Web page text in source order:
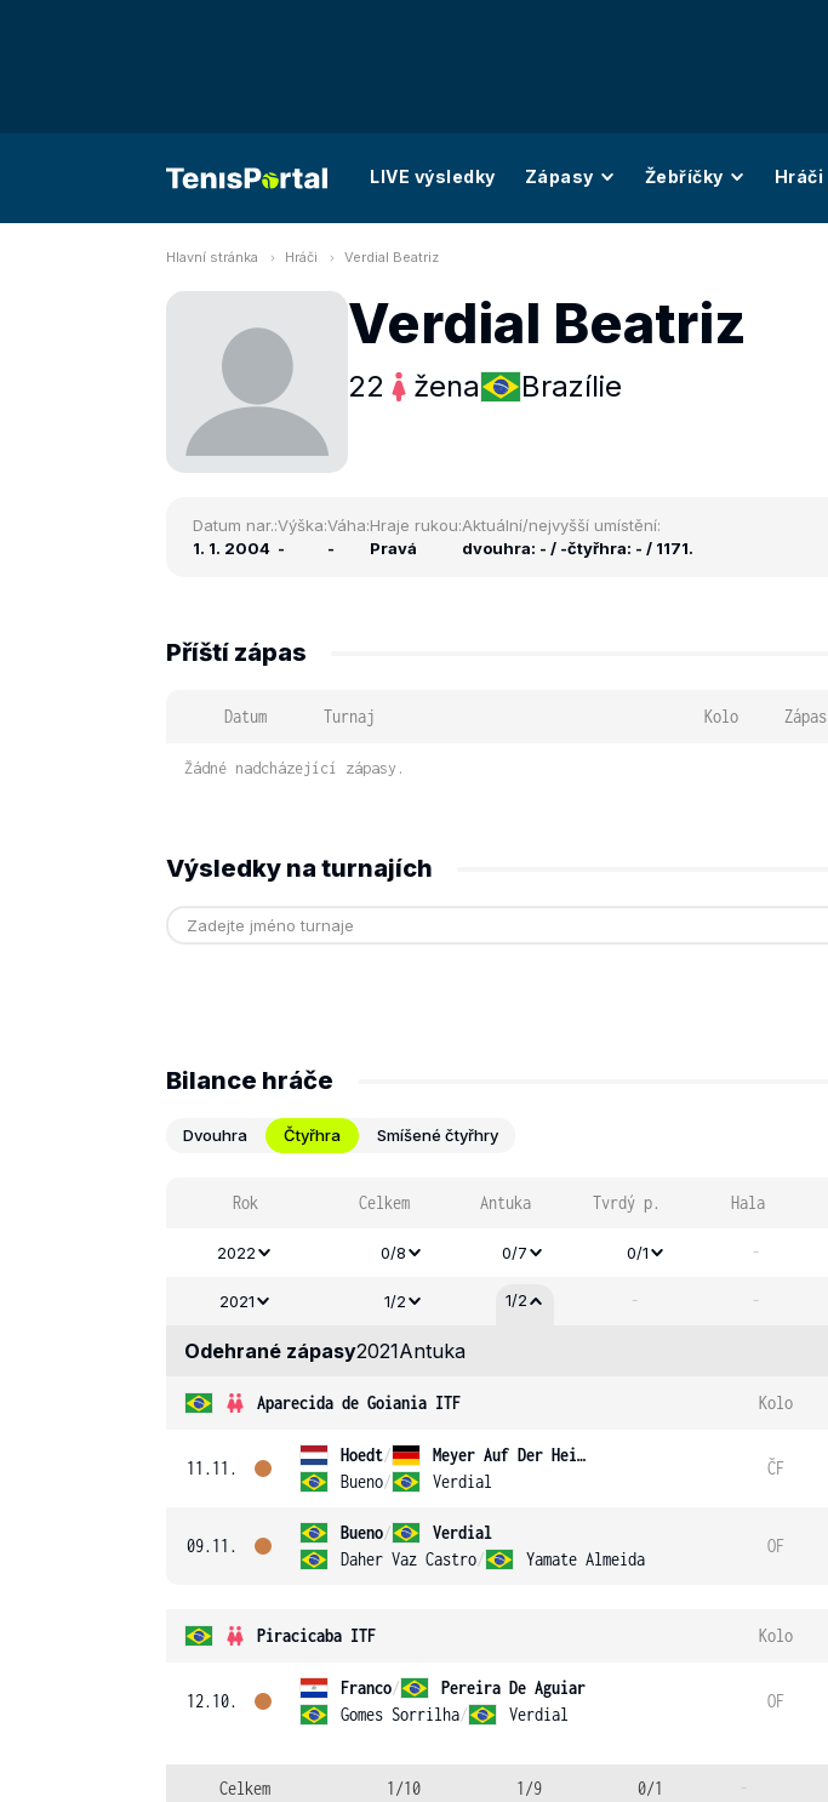
LIVE výsledky Zápasy Žebříčky Hráči
Hlavní stránka Hráči Verdial Beatriz
Verdial Beatriz
22 žena Brazílie
Datum nar.:
1. 1. 2004
Výška:
-
Váha:
-
Hraje rukou:
Pravá
Aktuální/nejvyšší umístění:
dvouhra: - / -čtyřhra: - / 1171.
Příští zápas
Datum Turnaj Kolo Zápas
Žádné nadcházející zápasy.
Výsledky na turnajích
Bilance hráče
Dvouhra Čtyřhra Smíšené čtyřhry
Rok Celkem Antuka Tvrdý p. Hala
2022 0/8 0/7 0/1 -
2021 1/2 1/2 - -
Odehrané zápasy2021Antuka
Aparecida de Goiania ITF Kolo
11.11.
Hoedt/
Meyer Auf Der Heide
Bueno/ Verdial
ČF
09.11.
Bueno/
Verdial
Daher Vaz Castro/ Yamate Almeida
OF
Piracicaba ITF Kolo
12.10.
Franco/
Pereira De Aguiar
Gomes Sorrilha/ Verdial
OF
Celkem 1/10 1/9 0/1 -